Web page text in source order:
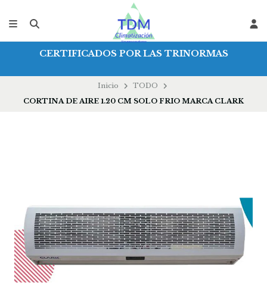
CERTIFICADOS POR LAS TRINORMAS
Inicio
TODO
CORTINA DE AIRE 1.20 CM SOLO FRIO MARCA CLARK